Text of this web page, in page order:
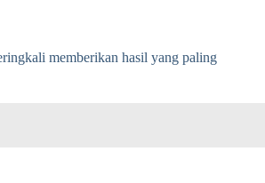
memberikan hasil yang paling